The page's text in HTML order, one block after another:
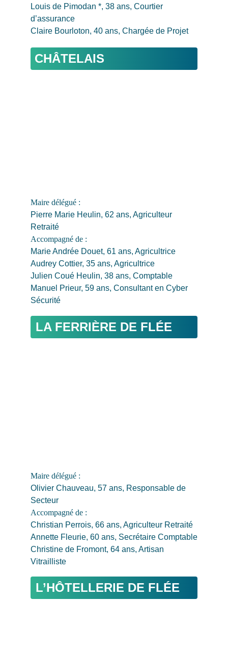
Louis de Pimodan *, 38 ans, Courtier
d’assurance
Claire Bourloton, 40 ans, Chargée de Projet
LA FERRIÈRE DE FLÉE
Maire délégué :
Olivier Chauveau, 57 ans, Responsable de
Secteur
Accompagné de :
Christian Perrois, 66 ans, Agriculteur Retraité
Annette Fleurie, 60 ans, Secrétaire Comptable
Christine de Fromont, 64 ans, Artisan
Vitrailliste
CHÂTELAIS
Maire délégué :
Pierre Marie Heulin, 62 ans, Agriculteur
Retraité
Accompagné de :
Marie Andrée Douet, 61 ans, Agricultrice
Audrey Cottier, 35 ans, Agricultrice
Julien Coué Heulin, 38 ans, Comptable
Manuel Prieur, 59 ans, Consultant en Cyber
Sécurité
L’HÔTELLERIE DE FLÉE